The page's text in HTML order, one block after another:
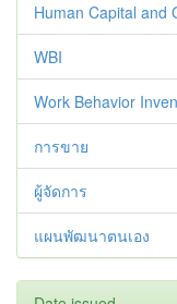
Human Capital and
WBI
Work Behavior
การขาย
ผู้จัดการ
แผนพัฒนาตนเอง